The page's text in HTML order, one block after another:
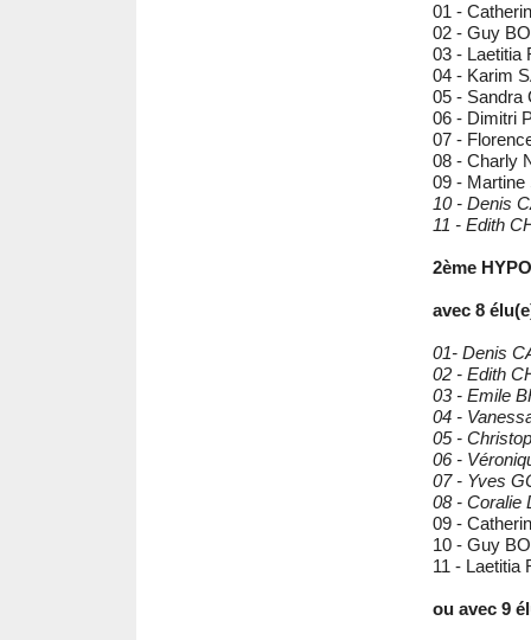
01 -
02 - Guy
03 - Laetitia
04 - Karim
05 - Sandra
06 - Dimitri
07 -
08 - Charly
09 - Martine
10 - Denis
11 - Edith
2ème
avec 8
01- Denis
02 - Edith
03 - Emile
04 -
05 -
06 -
07 - Yves
08 - Coralie
09 -
10 - Guy
11 - Laetitia
ou avec 9